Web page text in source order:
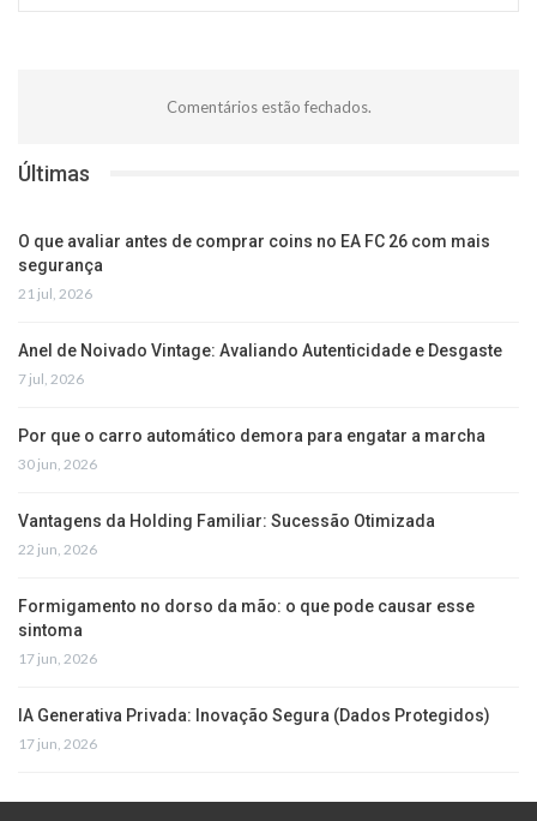
Comentários estão fechados.
Últimas
O que avaliar antes de comprar coins no EA FC 26 com mais
segurança
21 jul, 2026
Anel de Noivado Vintage: Avaliando Autenticidade e Desgaste
7 jul, 2026
Por que o carro automático demora para engatar a marcha
30 jun, 2026
Vantagens da Holding Familiar: Sucessão Otimizada
22 jun, 2026
Formigamento no dorso da mão: o que pode causar esse
sintoma
17 jun, 2026
IA Generativa Privada: Inovação Segura (Dados Protegidos)
17 jun, 2026